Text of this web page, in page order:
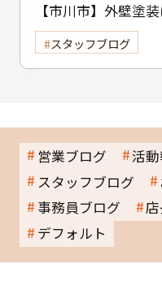
【市川市】外壁塗
る？ 補助制度と費
スタッフブログ
営業ブログ
活
スタッフブログ
事務員ブログ
デフォルト